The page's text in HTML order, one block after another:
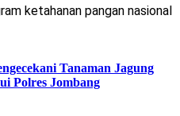
ketahanan pangan nasional
Tanaman Jagung
Polres Jombang